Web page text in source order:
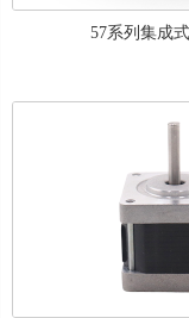
57系列集成